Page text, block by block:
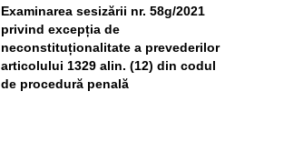
Examinarea sesizării nr. 58g/2021
privind excepția de
neconstituționalitate a prevederilor
articolului 1329 alin. (12) din codul
de procedură penală